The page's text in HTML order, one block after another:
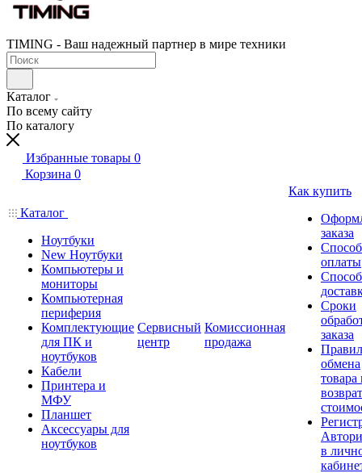
TIMING - Ваш надежный партнер в мире техники
Каталог
По всему сайту
По каталогу
Избранные товары 0
Корзина 0
Каталог
Ноутбуки
New Ноутбуки
Компьютеры и
мониторы
Компьютерная
периферия
Комплектующие
для ПК и
ноутбуков
Кабели
Принтера и
МФУ
Планшет
Аксессуары для
ноутбуков
Сервисный
центр
Комиссионная
продажа
Как купить
заказа
оплаты
Сроки
заказа
обмена
товара
в